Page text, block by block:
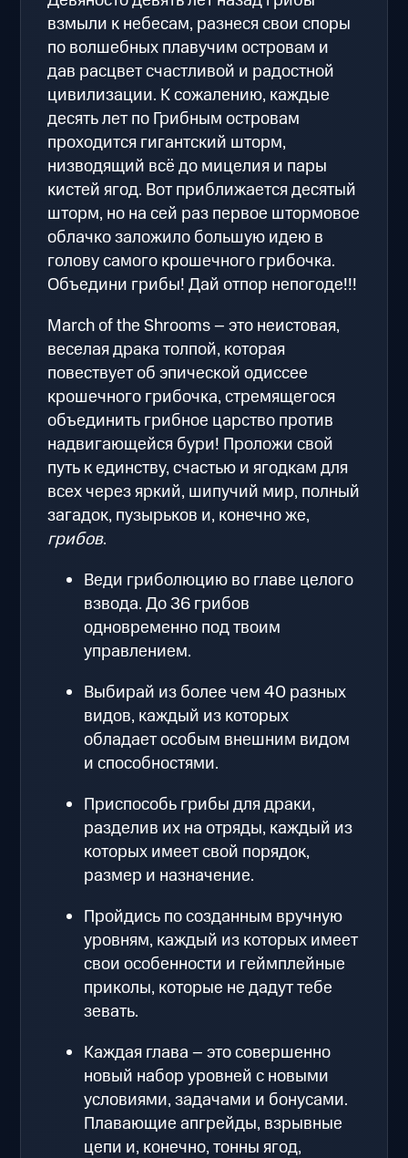
взмыли к небесам, разнеся свои споры
по волшебных плавучим островам и
дав расцвет счастливой и радостной
цивилизации. К сожалению, каждые
десять лет по Грибным островам
проходится гигантский шторм,
низводящий всё до мицелия и пары
кистей ягод. Вот приближается десятый
шторм, но на сей раз первое штормовое
облачко заложило большую идею в
голову самого крошечного грибочка.
Объедини грибы! Дай отпор непогоде!!!
March of the Shrooms – это неистовая,
веселая драка толпой, которая
повествует об эпической одиссее
крошечного грибочка, стремящегося
объединить грибное царство против
надвигающейся бури! Проложи свой
путь к единству, счастью и ягодкам для
всех через яркий, шипучий мир, полный
загадок, пузырьков и, конечно же,
грибов.
Веди гриболюцию во главе целого
взвода. До 36 грибов
одновременно под твоим
управлением.
Выбирай из более чем 40 разных
видов, каждый из которых
обладает особым внешним видом
и способностями.
Приспособь грибы для драки,
разделив их на отряды, каждый из
которых имеет свой порядок,
размер и назначение.
Пройдись по созданным вручную
уровням, каждый из которых имеет
свои особенности и геймплейные
приколы, которые не дадут тебе
зевать.
Каждая глава – это совершенно
новый набор уровней с новыми
условиями, задачами и бонусами.
Плавающие апгрейды, взрывные
цепи и, конечно, тонны ягод,